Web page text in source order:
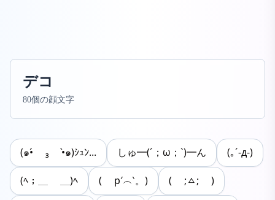
デコ
80個の顔文字
(๑•́ ₃ •̀๑)ｼｭﾝ... しゅ━(´；ω；`)━ん (｡´-д-)
(ﾍ；＿ ＿)ﾍ ( p′︵‵。) ( ;ㅿ; )